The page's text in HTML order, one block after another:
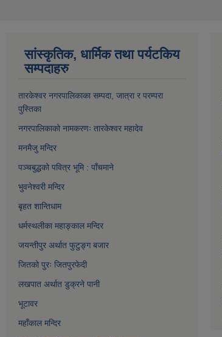
सांस्कृतिक, धार्मिक तथा पर्यटकिय
सम्पदाहरु
तारकेश्वर नगरपालिकाका सम्पद ा, जात्रा र परम्परा
पुस्तिका
नगरपालिकाको नामकरणः तारकेश्वर महादेव
मनमैजु मन्दिर
पञ्चबुद्धको पवित्र भूमि : पाँचमाने
भुवनेश्वरी मन्दिर
बृहत शान्तिधाम
धर्मस्थलीका महाङ्काल मन्दिर
जयन्तीपुर अर्थात फुटुङ्ग बजार
जितको पुरः जितपुरफेदी
लखपात अर्थात डुक्रने पानी
भूटावर
महाँकाल मन्दिर